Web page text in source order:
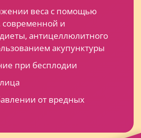
веса с помощью
и
антицеллюлитного
акупунктуры
при бесплодии
от вредных